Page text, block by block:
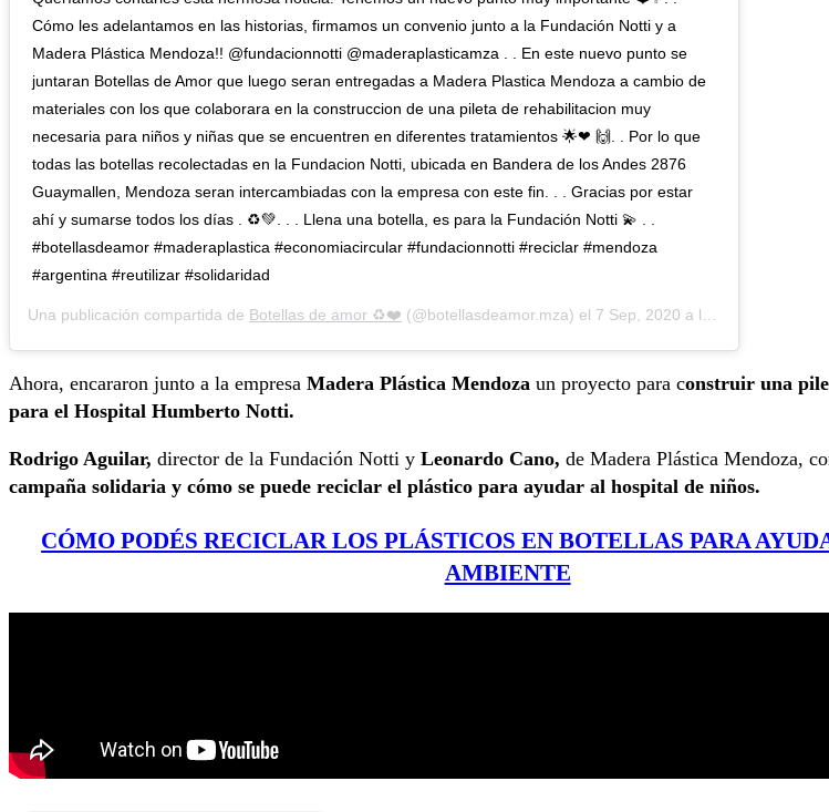
Cómo les adelantamos en las historias, firmamos un convenio junto a la Fundación Notti y a
Madera Plástica Mendoza!! @fundacionnotti @maderaplasticamza . . En este nuevo punto se
juntaran Botellas de Amor que luego seran entregadas a Madera Plastica Mendoza a cambio de
materiales con los que colaborara en la construccion de una pileta de rehabilitacion muy
necesaria para niños y niñas que se encuentren en diferentes tratamientos 🌟❤ 🙌. . Por lo que
todas las botellas recolectadas en la Fundacion Notti, ubicada en Bandera de los Andes 2876
Guaymallen, Mendoza seran intercambiadas con la empresa con este fin. . . Gracias por estar
ahí y sumarse todos los días . ♻️💚. . . Llena una botella, es para la Fundación Notti 💫 . .
#botellasdeamor #maderaplastica #economiacircular #fundacionnotti #reciclar #mendoza
#argentina #reutilizar #solidaridad
Una publicación compartida de Botellas de amor ♻️❤️ (@botellasdeamor.mza) el 7 Sep, 2020 a las 5:09 PDT
Ahora, encararon junto a la empresa Madera Plástica Mendoza un proyecto para construir una
para el Hospital Humberto Notti.
Rodrigo Aguilar, director de la Fundación Notti y Leonardo Cano, de Madera Plástica Mendoza,
campaña solidaria y cómo se puede reciclar el plástico para ayudar al hospital de niños.
CÓMO PODÉS RECICLAR LOS PLÁSTICOS EN BOTELLAS PARA
AMBIENTE